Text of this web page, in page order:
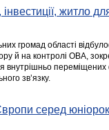
інвестиції, житло
громад області
й на контролі ОВА,
внутрішньо
зв’язку.
серед юніорок